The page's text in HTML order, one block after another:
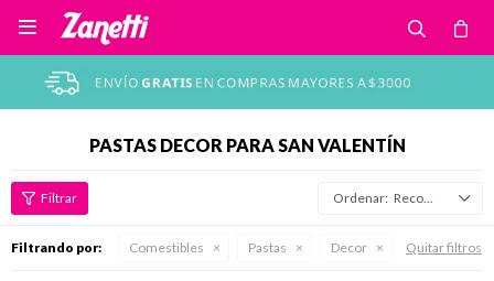

PASTAS DECOR PARA SAN VALENTÍN
Recomendados
Filtrando por: Comestibles Pastas Decor Quitar filtros